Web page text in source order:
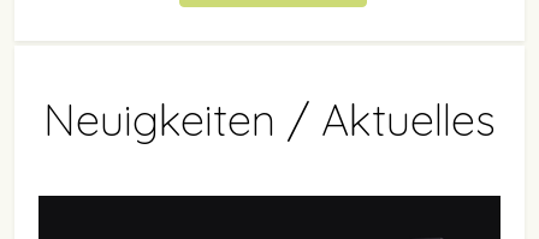
Neuigkeiten / Aktuelles